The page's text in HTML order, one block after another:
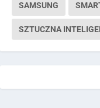
SAMSUNG
SZTUCZNA